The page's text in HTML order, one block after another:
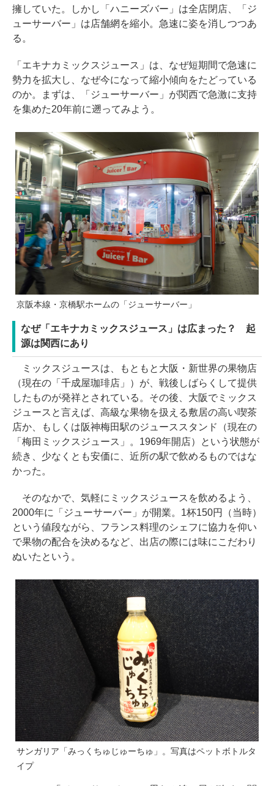
擁していた。しかし「ハニーズバー」は全店閉店、「ジ
ューサーバー」は店舗網を縮小。急速に姿を消しつつあ
る。
「エキナカミックスジュース」は、なぜ短期間で急速に
勢力を拡大し、なぜ今になって縮小傾向をたどっている
のか。まずは、「ジューサーバー」が関西で急激に支持
を集めた20年前に遡ってみよう。
京阪本線・京橋駅ホームの「ジューサーバー」
なぜ「エキナカミックスジュース」は広まった？ 起
源は関西にあり
ミックスジュースは、もともと大阪・新世界の果物店
（現在の「千成屋珈琲店」）が、戦後しばらくして提供
したものが発祥とされている。その後、大阪でミックス
ジュースと言えば、高級な果物を扱える敷居の高い喫茶
店か、もしくは阪神梅田駅のジューススタンド（現在の
「梅田ミックスジュース」。1969年開店）という状態が
続き、少なくとも安価に、近所の駅で飲めるものではな
かった。
そのなかで、気軽にミックスジュースを飲めるよう、
2000年に「ジューサーバー」が開業。1杯150円（当時）
という値段ながら、フランス料理のシェフに協力を仰い
で果物の配合を決めるなど、出店の際には味にこだわり
ぬいたという。
サンガリア「みっくちゅじゅーちゅ」。写真はペットボトルタ
イプ